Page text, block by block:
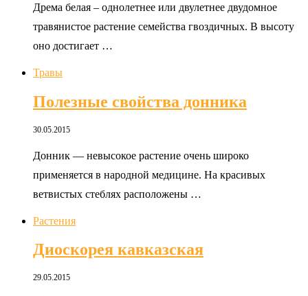
Дрема белая – однолетнее или двулетнее двудомное
травянистое растение семейства гвоздичных. В высоту
оно достигает …
Травы
Полезные свойства донника
30.05.2015
Донник — невысокое растение очень широко
применяется в народной медицине. На красивых
ветвистых стеблях расположены …
Растения
Диоскорея кавказская
29.05.2015